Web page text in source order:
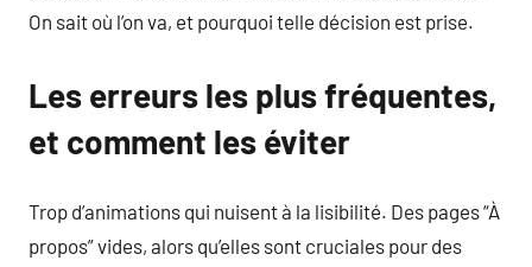
On sait où l’on va, et pourquoi telle décision est prise.
Les erreurs les plus fréquentes,
et comment les éviter
Trop d’animations qui nuisent à la lisibilité. Des pages “À
propos” vides, alors qu’elles sont cruciales pour des